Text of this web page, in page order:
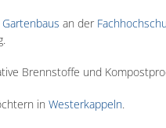
Gartenbaus an der
Brennstoffe und
in Westerkappeln.